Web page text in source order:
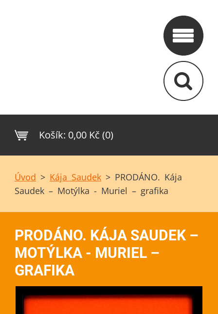
Košík: 0,00 Kč (0)
Úvod > Kája Saudek > PRODÁNO. Kája
Saudek – Motýlka - Muriel – grafika
PRODÁNO. KÁJA SAUDEK –
MOTÝLKA - MURIEL –
GRAFIKA